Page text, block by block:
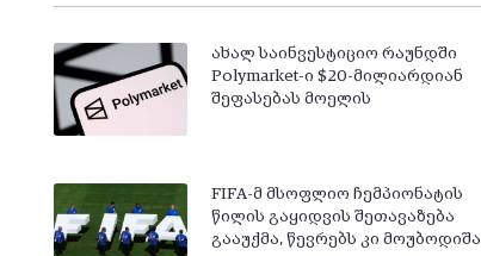
ახალ საინვესტიციო რაუნდში
Polymarket-ი $20-მილიარდიან
შეფასებას მოელის
FIFA-მ მსოფლიო ჩემპიონატის
წილის გაყიდვის შეთავაზება
გააუქმა, წევრებს კი მოუბოდიშა